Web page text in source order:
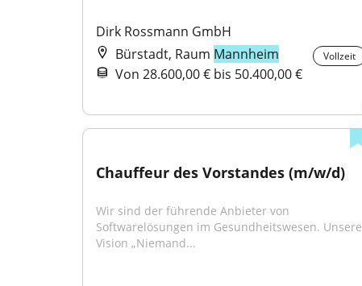
Dirk Rossmann GmbH
Bürstadt, Raum Mannheim Vollzeit
Von 28.600,00 € bis 50.400,00 €
Chauffeur des Vorstandes (m/w/d)
Wir sind der führende Anbieter von
Softwarelösungen im Gesundheitswesen. Unsere
Vision „Niemand...